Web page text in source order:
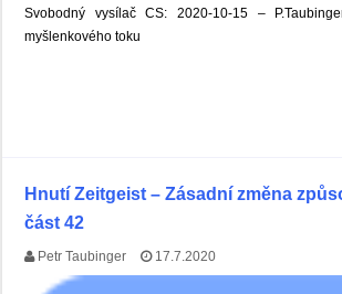
Svobodný vysílač CS: 2020-10-15 –
myšlenkového toku
Hnutí Zeitgeist – Zásadní změna
část 42
Petr Taubinger 17.7.2020